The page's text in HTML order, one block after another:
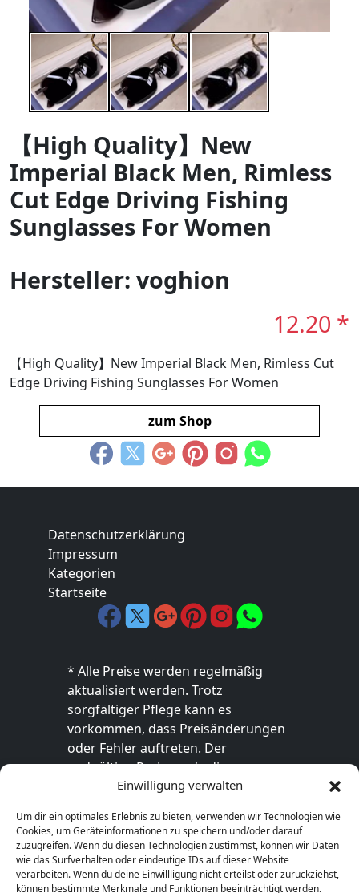
Einwilligung verwalten
Um dir ein optimales Erlebnis zu bieten, verwenden wir Technologien wie
Cookies, um Geräteinformationen zu speichern und/oder darauf
zuzugreifen. Wenn du diesen Technologien zustimmst, können wir Daten
wie das Surfverhalten oder eindeutige IDs auf dieser Website
verarbeiten. Wenn du deine Einwillligung nicht erteilst oder zurückziehst,
können bestimmte Merkmale und Funktionen beeinträchtigt werden.
【High Quality】New
Imperial Black Men, Rimless
Cut Edge Driving Fishing
Sunglasses For Women
Hersteller: voghion
12.20 *
【High Quality】New Imperial Black Men, Rimless Cut
Edge Driving Fishing Sunglasses For Women
zum Shop
Datenschutzerklärung
Impressum
Kategorien
Startseite
* Alle Preise werden regelmäßig
aktualisiert werden. Trotz
sorgfältiger Pflege kann es
vorkommen, dass Preisänderungen
oder Fehler auftreten. Der
endgültige Preis sowie die
Verfügbarkeit des Produkts sind
Shop des Anbieters verbindlich. Bitte
überprüfe den Preis vor dem Kauf
direkt beim Händler.